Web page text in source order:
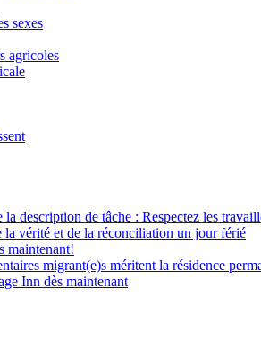
sexes
agricoles
description de tâche : Respectez les
la vérité et de la réconciliation un jour férié
maintenant!
migrant(e)s méritent la résidence
Inn dès maintenant